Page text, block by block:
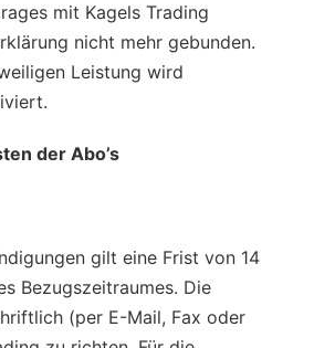
mit Kagels Trading
nicht mehr gebunden.
Leistung wird
der Abo’s
gilt eine Frist von 14
Bezugszeitraumes. Die
(per E-Mail, Fax oder